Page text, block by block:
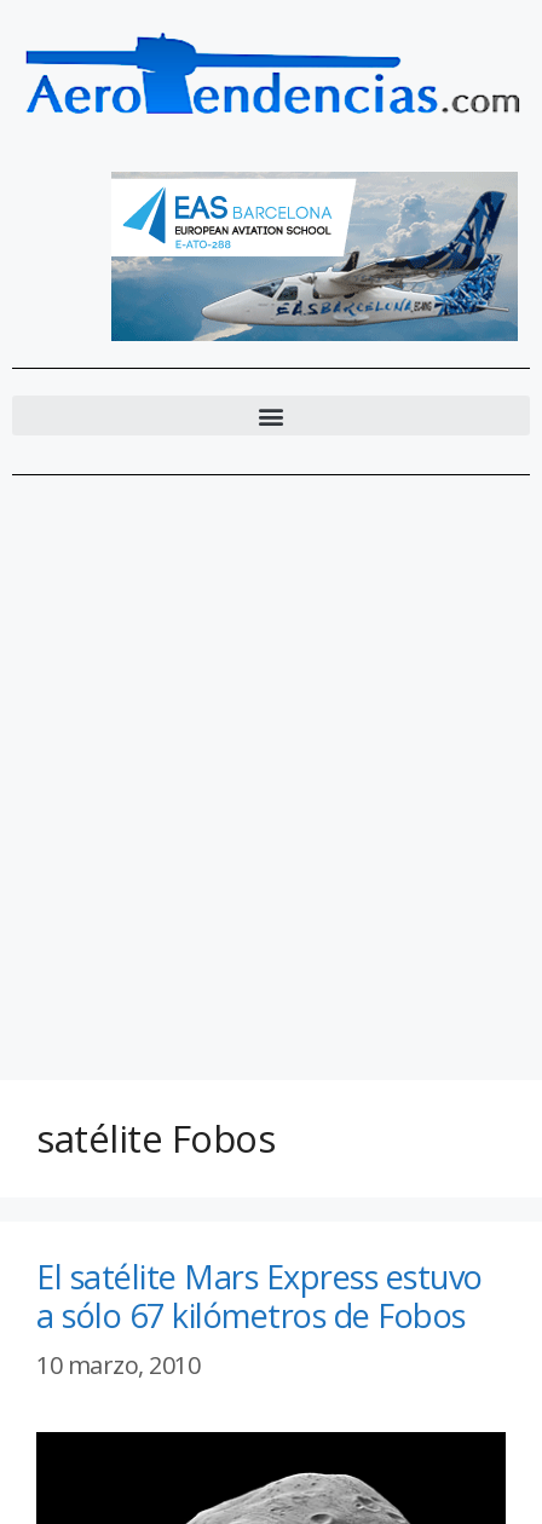
satélite Fobos
El satélite Mars Express estuvo
a sólo 67 kilómetros de Fobos
10 marzo, 2010